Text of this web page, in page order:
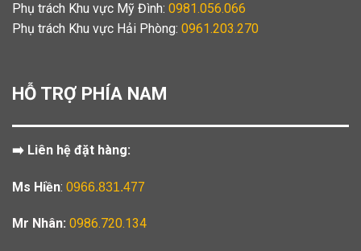
Phụ trách Khu vực Mỹ Đình: 0981.056.066
Phụ trách Khu vực Hải Phòng: 0961.203.270
HỖ TRỢ PHÍA NAM
➡️ Liên hệ đặt hàng:
Ms Hiền: 0966.831.477
Mr Nhân: 0986.720.134